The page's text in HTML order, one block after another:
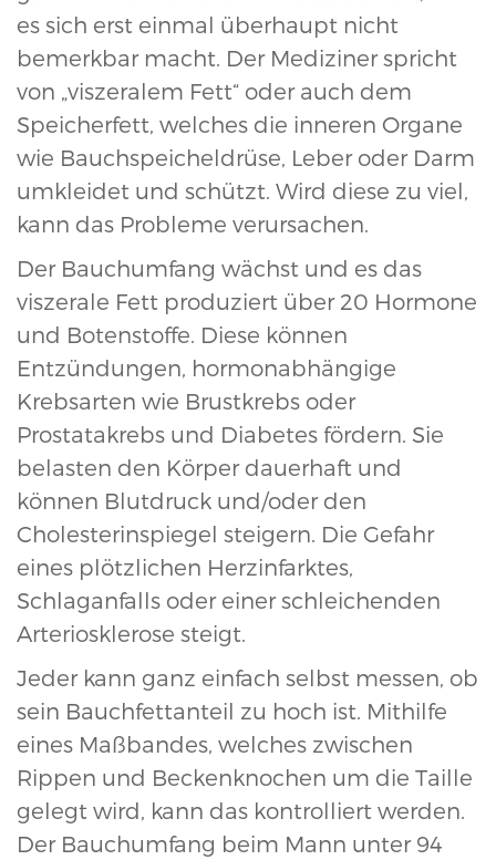
es sich erst einmal überhaupt nicht
bemerkbar macht. Der Mediziner spricht
von „viszeralem Fett“ oder auch dem
Speicherfett, welches die inneren Organe
wie Bauchspeicheldrüse, Leber oder Darm
umkleidet und schützt. Wird diese zu viel,
kann das Probleme verursachen.
Der Bauchumfang wächst und es das
viszerale Fett produziert über 20 Hormone
und Botenstoffe. Diese können
Entzündungen, hormonabhängige
Krebsarten wie Brustkrebs oder
Prostatakrebs und Diabetes fördern. Sie
belasten den Körper dauerhaft und
können Blutdruck und/oder den
Cholesterinspiegel steigern. Die Gefahr
eines plötzlichen Herzinfarktes,
Schlaganfalls oder einer schleichenden
Arteriosklerose steigt.
Jeder kann ganz einfach selbst messen, ob
sein Bauchfettanteil zu hoch ist. Mithilfe
eines Maßbandes, welches zwischen
Rippen und Beckenknochen um die Taille
gelegt wird, kann das kontrolliert werden.
Der Bauchumfang beim Mann unter 94